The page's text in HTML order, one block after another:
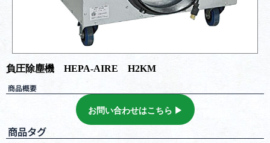
負圧除塵機 HEPA-AIRE H2KM
商品概要
お問い合わせはこちら ▶︎
商品タグ